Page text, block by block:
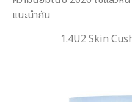
แนะนำกัน
1.4U2 Skin